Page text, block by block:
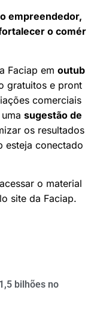
empreendedor,
o comér
Faciap em outub
gratuitos e pront
comerciais
sugestão de
os resultados
esteja conectado
o material
site da Faciap.
bilhões no